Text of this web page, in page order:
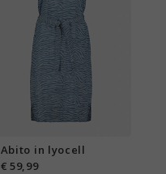
Abito in lyocell
€ 59,99